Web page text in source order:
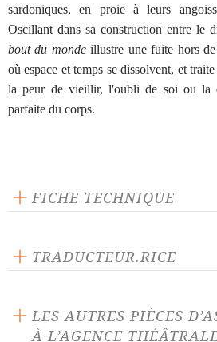
sardoniques, en proie à leurs
Oscillant dans sa construction entre le
bout du mondeillustre une fuite hors
où espace et temps se dissolvent, et
la peur de vieillir, l'oubli de soi ou la
parfaite du corps.
FICHE TECHNIQUE
Langue source : danois
Nombre de personnages
TRADUCTEUR.RICE
LES AUTRES PIÈCES
À L’AGENCE